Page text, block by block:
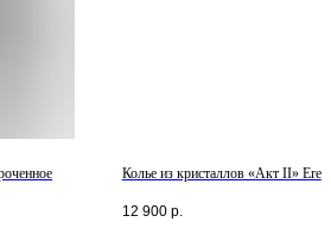
Колье из кристаллов «Акт II» Ere
12 900 р.